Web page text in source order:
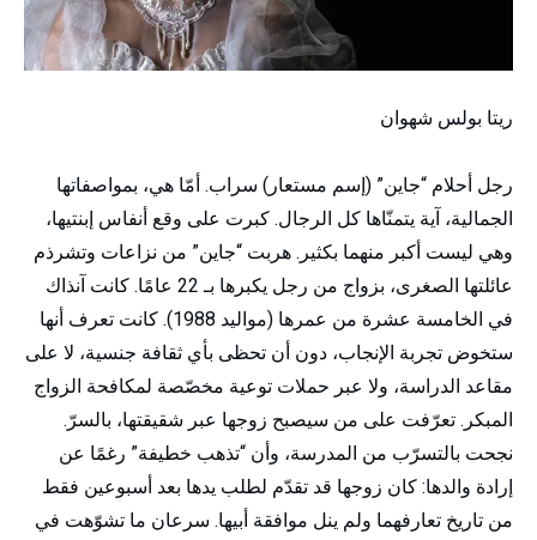
ريتا بولس شهوان
رجل أحلام “جاين” (إسم مستعار) سراب. أمّا هي، بمواصفاتها
الجمالية، آية يتمنّاها كل الرجال. كبرت على وقع أنفاس إبنتيها،
وهي ليست أكبر منهما بكثير. هربت “جاين” من نزاعات وتشرذم
عائلتها الصغرى، بزواج من رجل يكبرها بـ 22 عامًا. كانت آنذاك
في الخامسة عشرة من عمرها (مواليد 1988). كانت تعرف أنها
ستخوض تجربة الإنجاب، دون أن تحظى بأي ثقافة جنسية، لا على
مقاعد الدراسة، ولا عبر حملات توعية مخصّصة لمكافحة الزواج
المبكر. تعرّفت على من سيصبح زوجها عبر شقيقتها، بالسرّ.
نجحت بالتسرّب من المدرسة، وأن “تذهب خطيفة” رغمًا عن
إرادة والدها: كان زوجها قد تقدّم لطلب يدها بعد أسبوعين فقط
من تاريخ تعارفهما ولم ينل موافقة أبيها. سرعان ما تشوّهت في